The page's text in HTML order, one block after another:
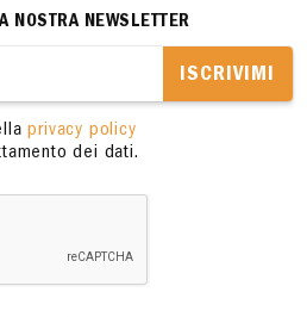
NOSTRA NEWSLETTER
ISCRIVIMI
privacy policy
dei dati.